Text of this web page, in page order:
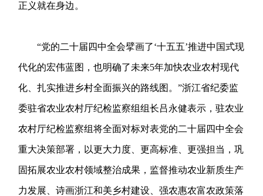
正义就在身边。
“党的二十届四中全会擘画了‘十五五’推进中国式现
代化的宏伟蓝图，也明确了未来5年加快农业农村现代
化、扎实推进乡村全面振兴的路线图。”浙江省纪委监
委驻省农业农村厅纪检监察组组长吕永健表示，驻农业
农村厅纪检监察组将全面对标对表党的二十届四中全会
重大决策部署，以更大力度、更高标准、更强担当，巩
固拓展农业农村领域整治成果，监督推动农业新质生产
力发展、诗画浙江和美乡村建设、强农惠农富农政策落